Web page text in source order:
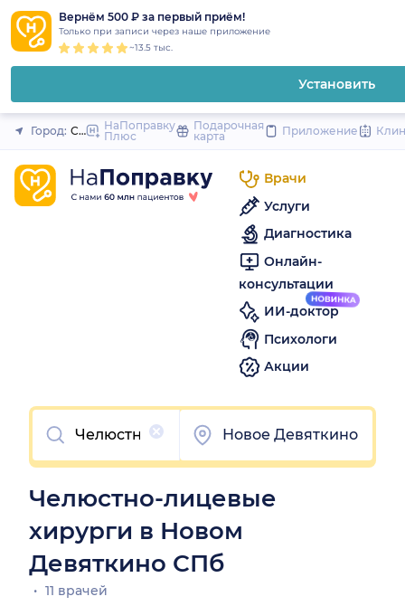
Вернём 500 ₽ за первый приём!
Только при записи через наше приложение
~13.5 тыс.
Установить
Закрыть
Город: Санкт-Петербург
НаПоправку
Плюс
Подарочная
карта
Приложение
Врачи
Услуги
Диагностика
Онлайн-
консультации
ИИ-доктор
Психологи
Акции
Очистить
Новое Девяткино
Челюстно-лицевые
хирурги в Новом
Девяткино СПб
11 врачей